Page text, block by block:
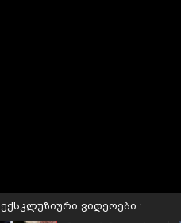
ექსკლუზიური ვიდეოები :